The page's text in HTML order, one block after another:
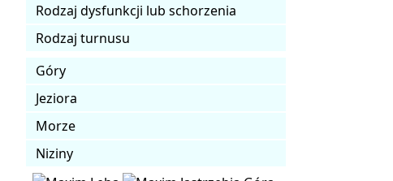
Rodzaj dysfunkcji lub schorzenia
Rodzaj turnusu
Góry
Jeziora
Morze
Niziny